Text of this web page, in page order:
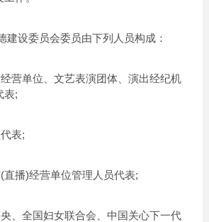
设委员会委员由下列人员构成：
单位、文艺表演团体、演出经纪机
表;
表;
播)经营单位管理人员代表;
全国妇女联合会、中国关心下一代